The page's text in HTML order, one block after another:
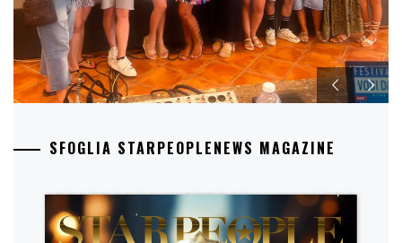
SFOGLIA STARPEOPLENEWS MAGAZINE